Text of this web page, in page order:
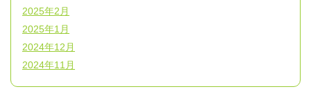
2025年2月
2025年1月
2024年12月
2024年11月